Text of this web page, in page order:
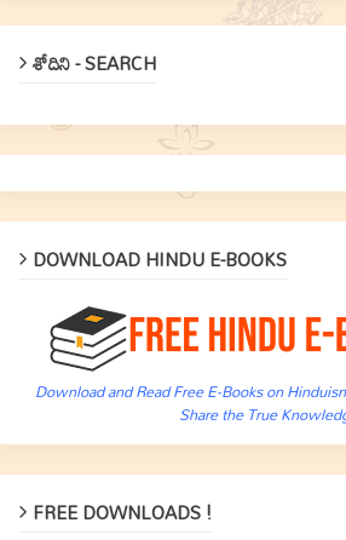
శోదిని - SEARCH
DOWNLOAD HINDU E-BOOKS
Download and Read Free E-Books on
Share the True
FREE DOWNLOADS !